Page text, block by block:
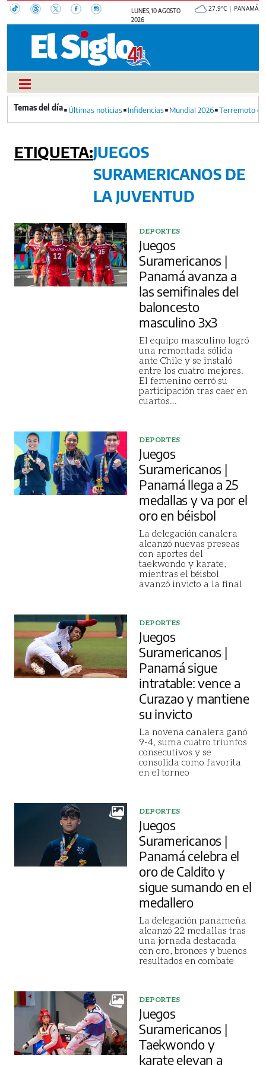
LUNES, 10 AGOSTO
2026
27.9°C | PANAMÁ
Últimas noticias Infidencias Mundial 2026 Terremoto
JUEGOS
SURAMERICANOS DE
LA JUVENTUD
DEPORTES
Juegos
Suramericanos |
Panamá avanza a
las semifinales del
baloncesto
masculino 3x3
El equipo masculino logró
una remontada sólida
ante Chile y se instaló
entre los cuatro mejores.
El femenino cerró su
participación tras caer en
cuartos...
DEPORTES
Juegos
Suramericanos |
Panamá llega a 25
medallas y va por el
oro en béisbol
La delegación canalera
alcanzó nuevas preseas
con aportes del
taekwondo y karate,
mientras el béisbol
avanzó invicto a la final
DEPORTES
Juegos
Suramericanos |
Panamá sigue
intratable: vence a
Curazao y mantiene
su invicto
La novena canalera ganó
9-4, suma cuatro triunfos
consecutivos y se
consolida como favorita
en el torneo
DEPORTES
Juegos
Suramericanos |
Panamá celebra el
oro de Caldito y
sigue sumando en el
medallero
La delegación panameña
alcanzó 22 medallas tras
una jornada destacada
con oro, bronces y buenos
resultados en combate
DEPORTES
Juegos
Suramericanos |
Taekwondo y
karate elevan a